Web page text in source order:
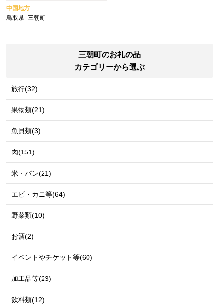
ニトマト 果物 くだもの 農
家 三朝町 産地直送 新鮮 健
康 ビタミンC リコピン 夏 料
中国地方
鳥取県
三朝町
三朝町のお礼の品
カテゴリーから選ぶ
旅行(32)
果物類(21)
魚貝類(3)
肉(151)
米・パン(21)
エビ・カニ等(64)
野菜類(10)
お酒(2)
イベントやチケット等(60)
加工品等(23)
飲料類(12)